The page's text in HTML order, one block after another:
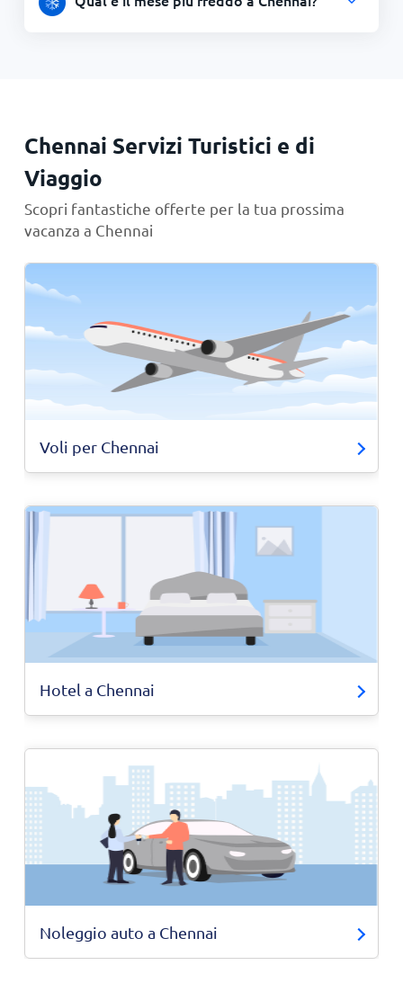
Chennai Servizi Turistici e di
Viaggio
Scopri fantastiche offerte per la tua prossima
vacanza a Chennai
Voli per Chennai
Hotel a Chennai
Noleggio auto a Chennai